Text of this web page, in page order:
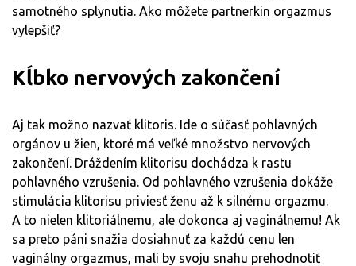
samotného splynutia. Ako môžete partnerkin orgazmus
vylepšiť?
Kĺbko nervových zakončení
Aj tak možno nazvať klitoris. Ide o súčasť pohlavných
orgánov u žien, ktoré má veľké množstvo nervových
zakončení. Dráždením klitorisu dochádza k rastu
pohlavného vzrušenia. Od pohlavného vzrušenia dokáže
stimulácia klitorisu priviesť ženu až k silnému orgazmu.
A to nielen klitoriálnemu, ale dokonca aj vaginálnemu! Ak
sa preto páni snažia dosiahnuť za každú cenu len
vaginálny orgazmus, mali by svoju snahu prehodnotiť